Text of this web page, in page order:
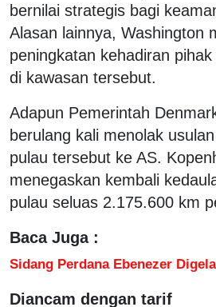
bernilai strategis bagi
Alasan lainnya, Washington
peningkatan kehadiran
di kawasan tersebut.
Adapun Pemerintah
berulang kali menolak
pulau tersebut ke AS.
menegaskan kembali
pulau seluas 2.175.600 km
Baca Juga :
Sidang Perdana Ebenezer
Diancam dengan tarif